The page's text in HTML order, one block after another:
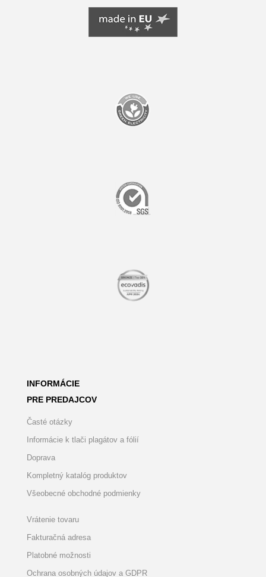
INFORMÁCIE
PRE PREDAJCOV
Časté otázky
Informácie k tlači plagátov a fólií
Doprava
Kompletný katalóg produktov
Všeobecné obchodné podmienky
Vrátenie tovaru
Fakturačná adresa
Platobné možnosti
Ochrana osobných údajov a GDPR